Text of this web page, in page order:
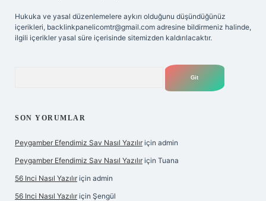
Hukuka ve yasal düzenlemelere aykırı olduğunu düşündüğünüz
içerikleri, backlinkpanelicomtr@gmail.com adresine bildirmeniz halinde,
ilgili içerikler yasal süre içerisinde sitemizden kaldırılacaktır.
SON YORUMLAR
Peygamber Efendimiz Sav Nasıl Yazılır için admin
Peygamber Efendimiz Sav Nasıl Yazılır için Tuana
56 Inci Nasıl Yazılır için admin
56 Inci Nasıl Yazılır için Şengül